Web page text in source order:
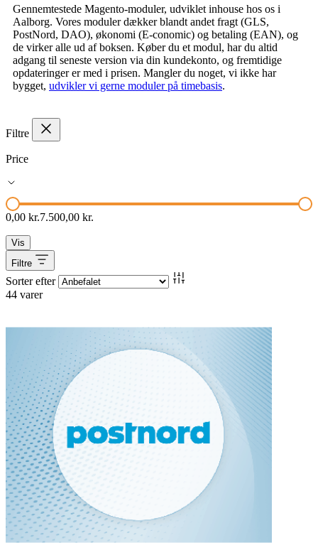
Gennemtestede Magento-moduler, udviklet inhouse hos os i
Aalborg. Vores moduler dækker blandt andet fragt (GLS,
PostNord, DAO), økonomi (E-conomic) og betaling (EAN), og
de virker alle ud af boksen. Køber du et modul, har du altid
adgang til seneste version via din kundekonto, og fremtidige
opdateringer er med i prisen. Mangler du noget, vi ikke har
bygget, udvikler vi gerne moduler på timebasis.
Filtre
Price
0,00 kr.7.500,00 kr.
Vis
Filtre
Sorter efter
44 varer